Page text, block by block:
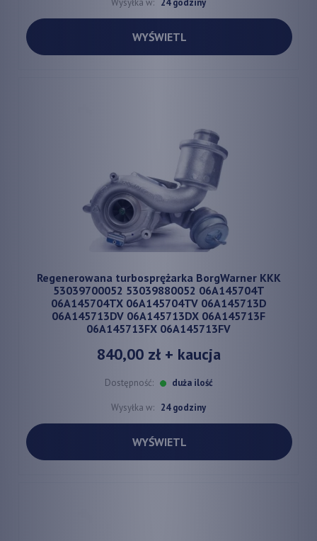
WYŚWIETL
Regenerowana turbosprężarka BorgWarner KKK
53039700052 53039880052 06A145704T
06A145704TX 06A145704TV 06A145713D
06A145713DV 06A145713DX 06A145713F
06A145713FX 06A145713FV
840,00 zł+ kaucja
Dostępność: duża ilość
Wysyłka w: 24 godziny
WYŚWIETL